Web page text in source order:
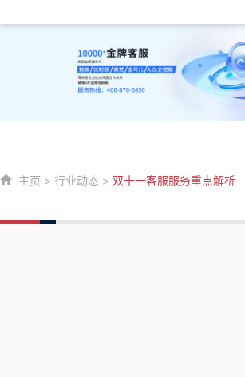
主页 > 行业动态 > 双十一客服服务重点解析